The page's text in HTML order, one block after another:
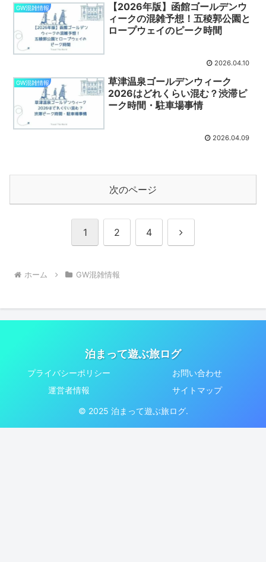
GW混雑情報
【2026年版】函館ゴールデンウ
ィークの混雑予想！五稜郭公園と
ロープウェイのピーク時間
2026.04.10
GW混雑情報
草津温泉ゴールデンウィーク
2026はどれくらい混む？渋滞ピ
ーク時間・駐車場事情
2026.04.09
次のページ
1 2 4 次
ホーム GW混雑情報
泊まって遊ぶ旅ログ
プライバシーポリシー
お問い合わせ
運営者情報
サイトマップ
© 2025 泊まって遊ぶ旅ログ.